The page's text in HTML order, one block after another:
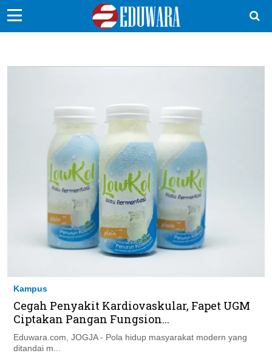
Ikuti Kami di:
Kampus
Cegah Penyakit Kardiovaskular, Fapet UGM
Ciptakan Pangan Fungsion...
Eduwara.com, JOGJA - Pola hidup masyarakat modern yang
ditandai m...